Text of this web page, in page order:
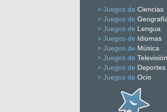
> Juegos de Ciencias
> Juegos de
> Juegos de Lengua
> Juegos de Idiomas
> Juegos de Música
> Juegos de Televisión
> Juegos de Deportes
> Juegos de Ocio